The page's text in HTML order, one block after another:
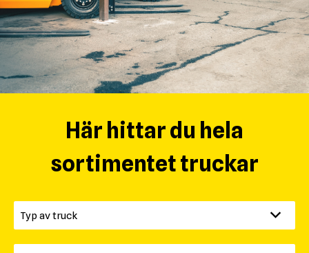
Här hittar du hela
sortimentet truckar